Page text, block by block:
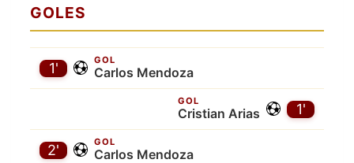
GOLES
GOL
Carlos Mendoza
1'
1'
GOL
Cristian Arias
GOL
Carlos Mendoza
2'